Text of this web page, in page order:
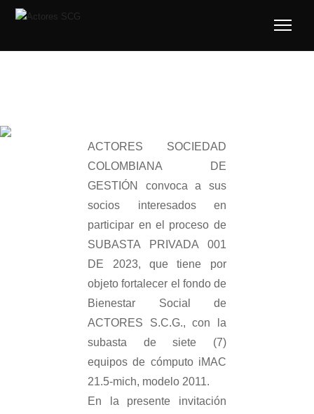
ACTORES SOCIEDAD
COLOMBIANA DE
GESTIÓN convoca a sus
socios interesados en
participar en el proceso de
SUBASTA PRIVADA 001
DE 2023, que tiene por
objeto fortalecer el fondo de
Bienestar Social de
ACTORES S.C.G., con la
subasta de siete (7)
equipos de cómputo iMAC
21.5-mich, modelo 2011.
En la presente invitación